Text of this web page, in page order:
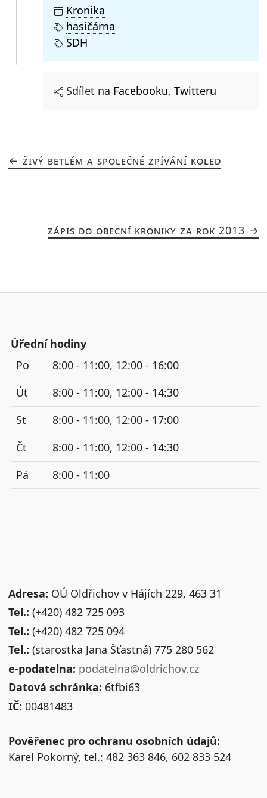
Kronika
hasičárna
SDH
Sdílet na Facebooku, Twitteru
ŽIVÝ BETLÉM A SPOLEČNÉ ZPÍVÁNÍ KOLED
ZÁPIS DO OBECNÍ KRONIKY ZA ROK 2013
Úřední hodiny
Po
8:00 - 11:00, 12:00 - 16:00
Út
8:00 - 11:00, 12:00 - 14:30
St
8:00 - 11:00, 12:00 - 17:00
Čt
8:00 - 11:00, 12:00 - 14:30
Pá
8:00 - 11:00
Adresa: OÚ Oldřichov v Hájích 229, 463 31
Tel.: (+420) 482 725 093
Tel.: (+420) 482 725 094
Tel.: (starostka Jana Šťastná) 775 280 562
e-podatelna: podatelna@oldrichov.cz
Datová schránka: 6tfbi63
IČ: 00481483
Pověřenec pro ochranu osobních údajů:
Karel Pokorný, tel.: 482 363 846, 602 833 524